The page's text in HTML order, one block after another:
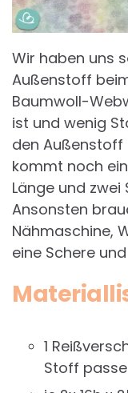
Wir haben uns
Außenstoff
Baumwoll-
ist und wenig
den Außenstoff
kommt noch
Länge und
Ansonsten
Nähmaschine,
eine Schere
1
Stoff